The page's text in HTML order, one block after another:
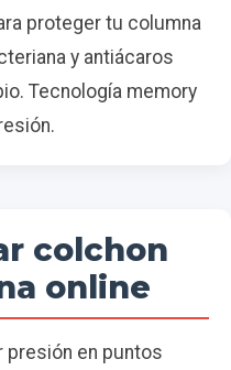
proteger tu columna
y antiácaros
Tecnología memory
colchon
online
presión en puntos